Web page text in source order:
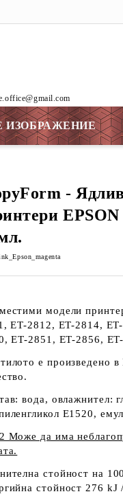
ИЗОБРАЖЕНИЕ
-
модели
ET-2812, ET-2814,
ET-2851, ET-2856,
е произведено в
вода, овлажнител:
E1520,
Може да има
стойност на
стойност 276 kJ